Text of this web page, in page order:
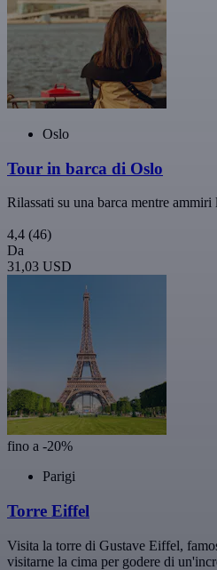
Oslo
Tour in barca di Oslo
Rilassati su una barca mentre
4,4 (46)
Da
31,03 USD
fino a -20%
Parigi
Torre Eiffel
Visita la torre di Gustave Eiffel,
visitarne la cima per godere di